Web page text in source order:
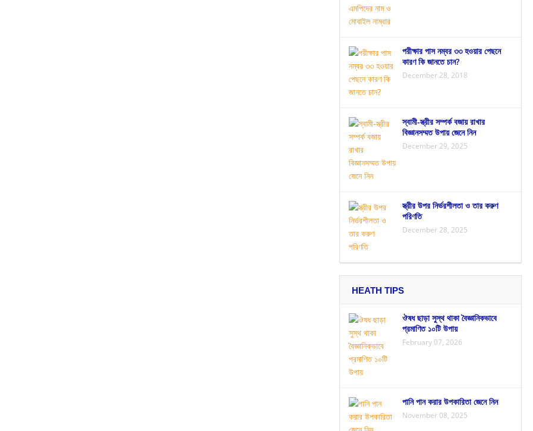
পরীক্ষার পাস নম্বর ৩৩ হওয়ার পেছনে
কারণ কি জানতে চান?
December 28, 2018
স্বামী-স্ত্রীর সম্পর্ক বজায় রাখার
বিজ্ঞানসম্মত উপায় জেনে নিন
December 29, 2025
স্ত্রীর উপর নির্ভরশীলতা ও তার করুণ
পরিণতি
December 28, 2025
HEATH TIPS
ঔষধ ছাড়া সুস্থ থাকা বৈজ্ঞানিকভাবে
প্রমাণিত ১০টি উপায়
February 07, 2026
পানি পান করার উপকারিতা জেনে নিন
November 08, 2025